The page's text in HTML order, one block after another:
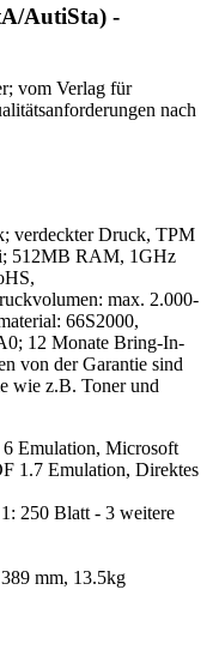
AutiSta) -
vom Verlag für
nach
verdeckter Druck, TPM
512MB RAM, 1GHz
max. 2.000-
66S2000,
12 Monate Bring-In-
von der Garantie sind
wie z.B. Toner und
Emulation, Microsoft
1.7 Emulation, Direktes
250 Blatt - 3 weitere
mm, 13.5kg